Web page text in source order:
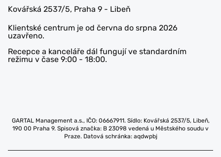
Kovářská 2537/5, Praha 9 - Libeň
Klientské centrum je od června do srpna 2026
uzavřeno.
Recepce a kanceláře dál fungují ve standardním
režimu v čase 9:00 - 18:00.
GARTAL Management a.s., IČO: 06667911. Sídlo: Kovářská 2537/5, Libeň,
190 00 Praha 9. Spisová značka: B 23098 vedená u Městského soudu v
Praze. Datová schránka: aqdwpbj